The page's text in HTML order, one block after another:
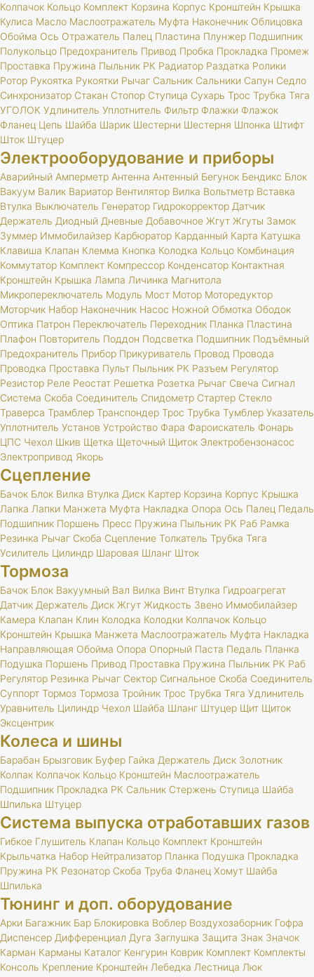
Колпачок Кольцо Комплект Корзина Корпус Кронштейн Крышка
Кулиса Масло Маслоотражатель Муфта Наконечник Облицовка
Обойма Ось Отражатель Палец Пластина Плунжер Подшипник
Полукольцо Предохранитель Привод Пробка Прокладка Промеж
Проставка Пружина Пыльник РК Радиатор Раздатка Ролики
Ротор Рукоятка Рукоятки Рычаг Сальник Сальники Сапун Седло
Синхронизатор Стакан Стопор Ступица Сухарь Трос Трубка Тяга
УГОЛОК Удлинитель Уплотнитель Фильтр Флажки Флажок
Фланец Цепь Шайба Шарик Шестерни Шестерня Шпонка Штифт
Шток Штуцер
Электрооборудование и приборы
Аварийный Амперметр Антенна Антенный Бегунок Бендикс Блок
Вакуум Валик Вариатор Вентилятор Вилка Вольтметр Вставка
Втулка Выключатель Генератор Гидрокорректор Датчик
Держатель Диодный Дневные Добавочное Жгут Жгуты Замок
Зуммер Иммобилайзер Карбюратор Карданный Карта Катушка
Клавиша Клапан Клемма Кнопка Колодка Кольцо Комбинация
Коммутатор Комплект Компрессор Конденсатор Контактная
Кронштейн Крышка Лампа Личинка Магнитола
Микропереключатель Модуль Мост Мотор Моторедуктор
Моторчик Набор Наконечник Насос Ножной Обмотка Ободок
Оптика Патрон Переключатель Переходник Планка Пластина
Плафон Повторитель Поддон Подсветка Подшипник Подъёмный
Предохранитель Прибор Прикуриватель Провод Провода
Проводка Проставка Пульт Пыльник РК Разъем Регулятор
Резистор Реле Реостат Решетка Розетка Рычаг Свеча Сигнал
Система Скоба Соединитель Спидометр Стартер Стекло
Траверса Трамблер Транспондер Трос Трубка Тумблер Указатель
Уплотнитель Установ Устройство Фара Фароискатель Фонарь
ЦПС Чехол Шкив Щетка Щеточный Щиток Электробензонасос
Электропривод Якорь
Сцепление
Бачок Блок Вилка Втулка Диск Картер Корзина Корпус Крышка
Лапка Лапки Манжета Муфта Накладка Опора Ось Палец Педаль
Подшипник Поршень Пресс Пружина Пыльник РК Раб Рамка
Резинка Рычаг Скоба Сцепление Толкатель Трубка Тяга
Усилитель Цилиндр Шаровая Шланг Шток
Тормоза
Бачок Блок Вакуумный Вал Вилка Винт Втулка Гидроагрегат
Датчик Держатель Диск Жгут Жидкость Звено Иммобилайзер
Камера Клапан Клин Колодка Колодки Колпачок Кольцо
Кронштейн Крышка Манжета Маслоотражатель Муфта Накладка
Направляющая Обойма Опора Опорный Паста Педаль Планка
Подушка Поршень Привод Проставка Пружина Пыльник РК Раб
Регулятор Резинка Рычаг Сектор Сигнальное Скоба Соединитель
Суппорт Тормоз Тормоза Тройник Трос Трубка Тяга Удлинитель
Уравнитель Цилиндр Чехол Шайба Шланг Штуцер Щит Щиток
Эксцентрик
Колеса и шины
Барабан Брызговик Буфер Гайка Держатель Диск Золотник
Колпак Колпачок Кольцо Кронштейн Маслоотражатель
Подшипник Прокладка РК Сальник Стержень Ступица Шайба
Шпилька Штуцер
Система выпуска отработавших газов
Гибкое Глушитель Клапан Кольцо Комплект Кронштейн
Крыльчатка Набор Нейтрализатор Планка Подушка Прокладка
Пружина РК Резонатор Скоба Труба Фланец Хомут Шайба
Шпилька
Тюнинг и доп. оборудование
Арки Багажник Бар Блокировка Воблер Воздухозаборник Гофра
Диспенсер Дифференциал Дуга Заглушка Защита Знак Значок
Карман Карманы Каталог Кенгурин Коврик Комплект Комплекты
Консоль Крепление Кронштейн Лебедка Лестница Люк